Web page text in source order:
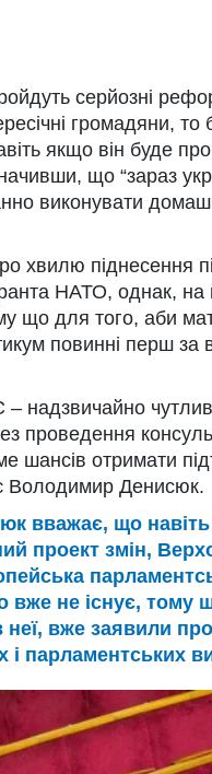
серйозні
громадяни,
якщо він буде
що “зараз
виконувати
хвилю піднесення
НАТО, однак,
що для того, аби
повинні перш за
надзвичайно
проведення
шансів отримати
Володимир Денисюк.
вважає, що
проект змін,
вже не існує, тому
вже заявили про
і парламентських